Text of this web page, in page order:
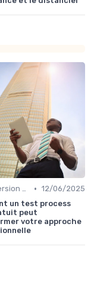
Reconversion et Montée en Compétences • 12/06/2025
un test process
peut
votre approche